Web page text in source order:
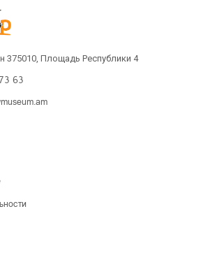
375010, Площадь Республики 4
63